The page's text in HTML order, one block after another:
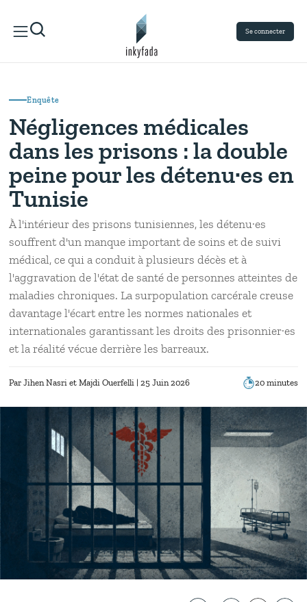
Se connecter
Enquête
Négligences médicales
dans les prisons : la double
peine pour les détenu·es en
Tunisie
À l'intérieur des prisons tunisiennes, les détenu·es
souffrent d'un manque important de soins et de suivi
médical, ce qui a conduit à plusieurs décès et à
l'aggravation de l'état de santé de personnes atteintes de
maladies chroniques. La surpopulation carcérale creuse
davantage l'écart entre les normes nationales et
internationales garantissant les droits des prisonnier·es
et la réalité vécue derrière les barreaux.
Par Jihen Nasri Majdi Ouerfelli | 25 Juin 2026 20 minutes